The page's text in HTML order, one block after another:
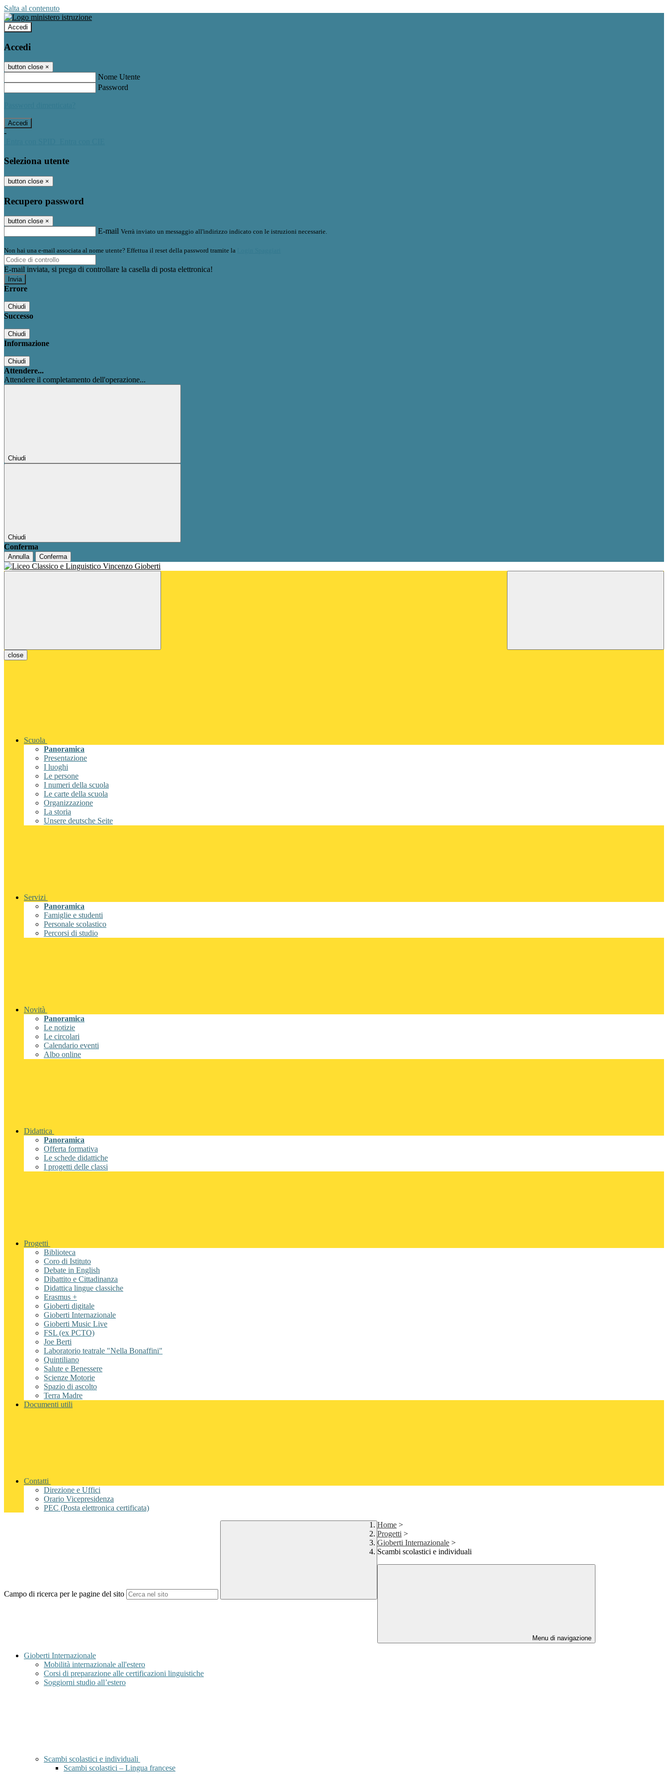
Salta al contenuto
Accedi
Accedi
button close ×
Nome Utente
Password
-
Seleziona utente
button close ×
Recupero password
button close ×
E-mail Verrà inviato un messaggio all'indirizzo indicato con le istruzioni necessarie.
Non hai una e-mail associata al nome utente? Effettua il reset della password tramite la
E-mail inviata, si prega di controllare la casella di posta elettronica!
Errore
Chiudi
Successo
Chiudi
Informazione
Chiudi
Attendere...
Attendere il completamento dell'operazione...
Chiudi
Chiudi
Conferma
Annulla Conferma
close
Scuola
Panoramica
Presentazione
I luoghi
Le persone
I numeri della scuola
Le carte della scuola
Organizzazione
La storia
Unsere deutsche Seite
Servizi
Panoramica
Famiglie e studenti
Personale scolastico
Percorsi di studio
Novità
Panoramica
Le notizie
Le circolari
Calendario eventi
Albo online
Didattica
Panoramica
Offerta formativa
Le schede didattiche
I progetti delle classi
Progetti
Biblioteca
Coro di Istituto
Debate in English
Dibattito e Cittadinanza
Didattica lingue classiche
Erasmus +
Gioberti digitale
Gioberti Internazionale
Gioberti Music Live
FSL (ex PCTO)
Joe Berti
Laboratorio teatrale "Nella Bonaffini"
Quintiliano
Salute e Benessere
Scienze Motorie
Spazio di ascolto
Terra Madre
Documenti utili
Contatti
Direzione e Uffici
Orario Vicepresidenza
PEC (Posta elettronica certificata)
Campo di ricerca per le pagine del sito
Home >
Progetti >
Gioberti Internazionale >
Scambi scolastici e individuali
Menu di navigazione
Gioberti Internazionale
Mobilità internazionale all'estero
Corsi di preparazione alle certificazioni linguistiche
Soggiorni studio all’estero
Scambi scolastici e individuali
Scambi scolastici – Lingua francese